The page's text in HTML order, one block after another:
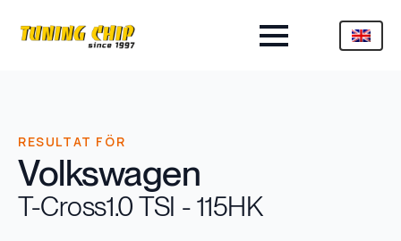
RESULTAT FÖR
Volkswagen
T-Cross1.0 TSI - 115HK